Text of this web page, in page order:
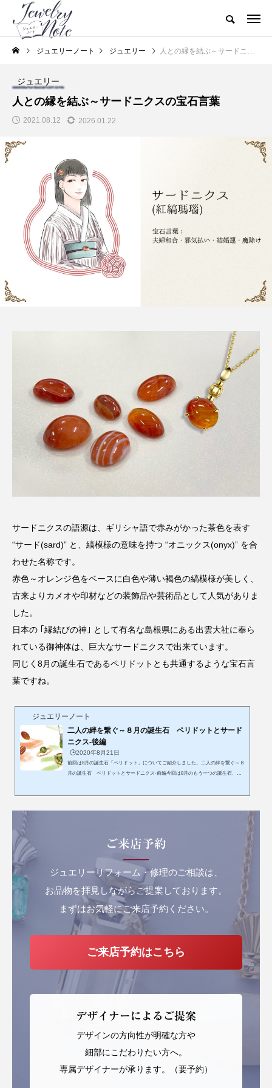
ジュエリーノート ジュエリー 人との縁を結ぶ～サードニクスの宝石言葉
ジュエリー
人との縁を結ぶ～サードニクスの宝石言葉
2021.08.12 2026.01.22
サードニクスの語源は、ギリシャ語で赤みがかった茶色を表す
“サード(sard)” と、縞模様の意味を持つ “オニックス(onyx)” を合
わせた名称です。
赤色～オレンジ色をベースに白色や薄い褐色の縞模様が美しく、
古来よりカメオや印材などの装飾品や芸術品として人気がありま
した。
日本の ｢縁結びの神｣ として有名な島根県にある出雲大社に奉ら
れている御神体は、巨大なサードニクスで出来ています。
同じく8月の誕生石であるペリドットとも共通するような宝石言
葉ですね。
ジュエリーノート
二人の絆を繋ぐ～８月の誕生石 ペリドットとサード
ニクス-後編
🕒️2020年8月21日
前回は8月の誕生石「ペリドット」についてご紹介しました。二人の絆を繋ぐ～８
月の誕生石 ペリドットとサードニクス-前編今回は8月のもう一つの誕生石、
ご来店予約
ジュエリーリフォーム・修理のご相談は、
お品物を拝見しながらご提案しております。
まずはお気軽にご来店予約ください。
ご来店予約はこちら
デザイナーによるご提案
デザインの方向性が明確な方や
細部にこだわりたい方へ。
専属デザイナーが承ります。（要予約）